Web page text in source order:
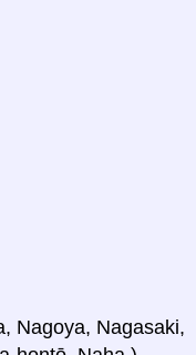
Nagoya, Nagasaki,